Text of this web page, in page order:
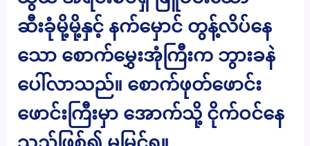
ဆီးခုံမို့မို့နှင့် နက်မှောင် တွန့်လိပ်နေ
သော စောက်မွှေးအုံကြီးက ဘွားခနဲ
ပေါ်လာသည်။ စောက်ဖုတ်ဖောင်း
ဖောင်းကြီးမှာ အောက်သို့ ငိုက်ဝင်နေ